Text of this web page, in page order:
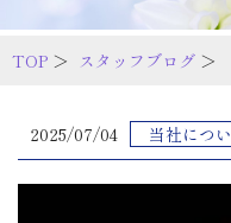
TOP ＞ スタッフブログ ＞
2025/07/04 当社につ